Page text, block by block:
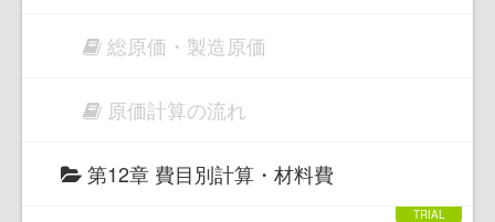
総原価・製造原価
原価計算の流れ
第12章 費目別計算・材料費